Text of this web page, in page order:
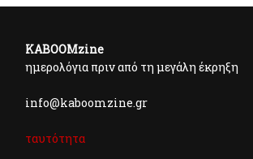
KABOOMzine
ημερολόγια πριν από τη μεγάλη έκρηξη
info@kaboomzine.gr
ταυτότητα